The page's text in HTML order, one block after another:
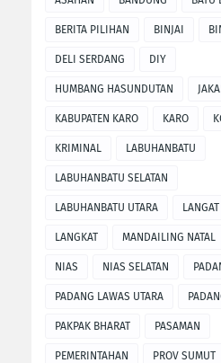
BERITA PILIHAN BINJAI
DELI SERDANG DIY
HUMBANG HASUNDUTAN
KABUPATEN KARO KARO
KRIMINAL LABUHANBATU
LABUHANBATU SELATAN
LABUHANBATU UTARA LANGAT
LANGKAT MANDAILING NATAL
NIAS NIAS SELATAN
PADANG LAWAS UTARA
PAKPAK BHARAT PASAMAN
PEMERINTAHAN PROV SUMUT